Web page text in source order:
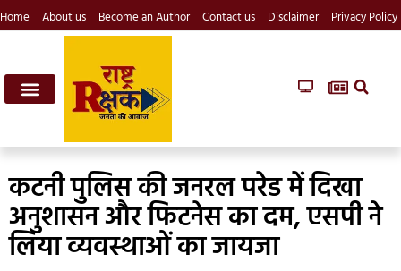
Home About us Become an Author Contact us Disclaimer Privacy Policy
कटनी पुलिस की जनरल परेड में दिखा
अनुशासन और फिटनेस का दम, एसपी ने
लिया व्यवस्थाओं का जायजा